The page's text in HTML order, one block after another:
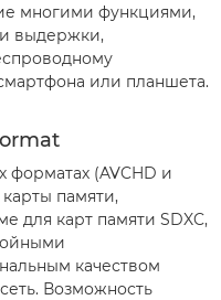
многими функциями,
выдержки,
или планшета.
форматах (AVCHD и
памяти,
для карт памяти SDXC,
качеством
Возможность